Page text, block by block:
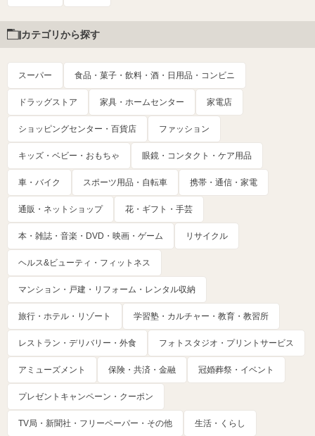
カテゴリから探す
スーパー 食品・菓子・飲料・酒・日用品・コンビニ
ドラッグストア 家具・ホームセンター 家電店
ショッピングセンター・百貨店 ファッション
キッズ・ベビー・おもちゃ 眼鏡・コンタクト・ケア用品
車・バイク スポーツ用品・自転車 携帯・通信・家電
通販・ネットショップ 花・ギフト・手芸
本・雑誌・音楽・DVD・映画・ゲーム リサイクル
ヘルス&ビューティ・フィットネス
マンション・戸建・リフォーム・レンタル収納
旅行・ホテル・リゾート 学習塾・カルチャー・教育・教習所
レストラン・デリバリー・外食 フォトスタジオ・プリントサービス
アミューズメント 保険・共済・金融 冠婚葬祭・イベント
プレゼントキャンペーン・クーポン
TV局・新聞社・フリーペーパー・その他 生活・くらし